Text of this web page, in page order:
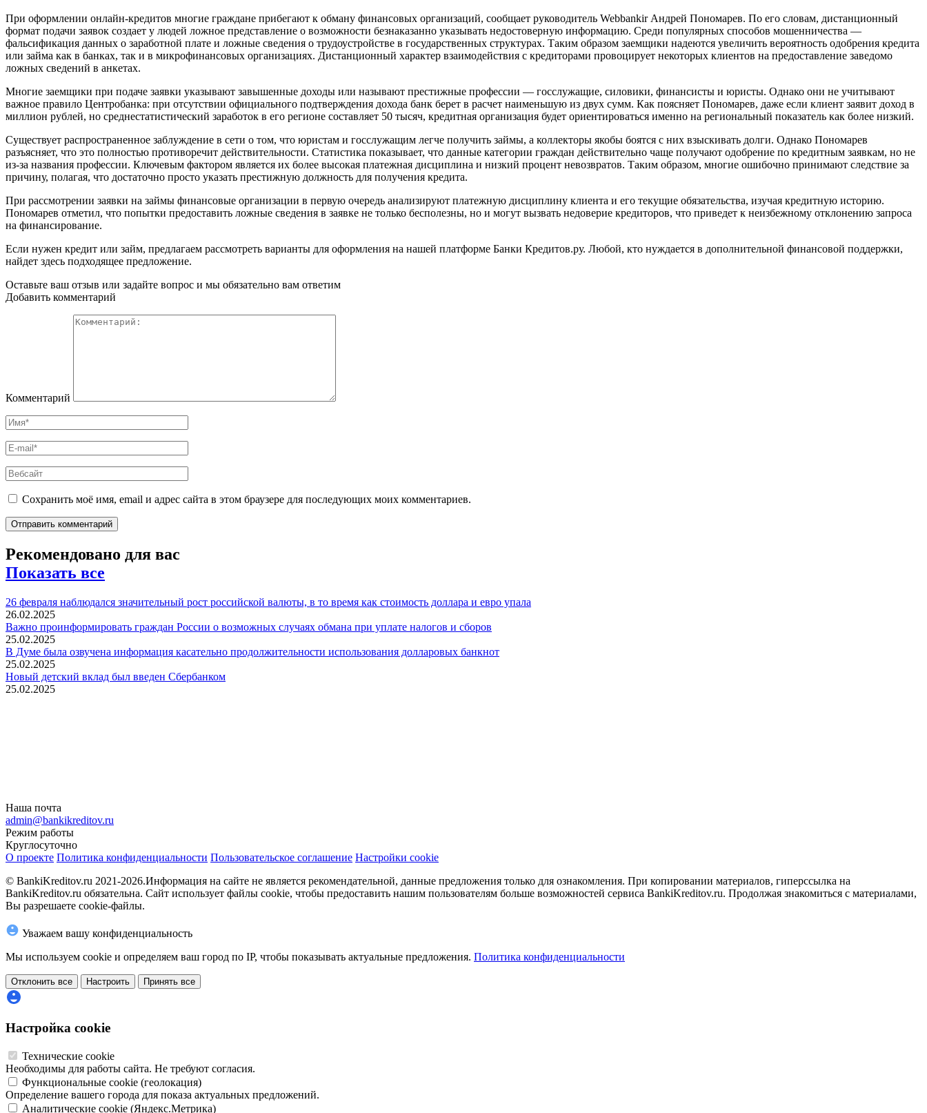
При оформлении онлайн-кредитов многие граждане прибегают к обману финансовых организаций, сообщает руководитель Webbankir Андрей Пономарев. По его словам, дистанционный
формат подачи заявок создает у людей ложное представление о возможности безнаказанно указывать недостоверную информацию. Среди популярных способов мошенничества —
фальсификация данных о заработной плате и ложные сведения о трудоустройстве в государственных структурах. Таким образом заемщики надеются увеличить вероятность одобрения кредита
или займа как в банках, так и в микрофинансовых организациях. Дистанционный характер взаимодействия с кредиторами провоцирует некоторых клиентов на предоставление заведомо
ложных сведений в анкетах.
Многие заемщики при подаче заявки указывают завышенные доходы или называют престижные профессии — госслужащие, силовики, финансисты и юристы. Однако они не учитывают
важное правило Центробанка: при отсутствии официального подтверждения дохода банк берет в расчет наименьшую из двух сумм. Как поясняет Пономарев, даже если клиент заявит доход в
миллион рублей, но среднестатистический заработок в его регионе составляет 50 тысяч, кредитная организация будет ориентироваться именно на региональный показатель как более низкий.
Существует распространенное заблуждение в сети о том, что юристам и госслужащим легче получить займы, а коллекторы якобы боятся с них взыскивать долги. Однако Пономарев
разъясняет, что это полностью противоречит действительности. Статистика показывает, что данные категории граждан действительно чаще получают одобрение по кредитным заявкам, но не
из-за названия профессии. Ключевым фактором является их более высокая платежная дисциплина и низкий процент невозвратов. Таким образом, многие ошибочно принимают следствие за
причину, полагая, что достаточно просто указать престижную должность для получения кредита.
При рассмотрении заявки на займы финансовые организации в первую очередь анализируют платежную дисциплину клиента и его текущие обязательства, изучая кредитную историю.
Пономарев отметил, что попытки предоставить ложные сведения в заявке не только бесполезны, но и могут вызвать недоверие кредиторов, что приведет к неизбежному отклонению запроса
на финансирование.
Если нужен кредит или займ, предлагаем рассмотреть варианты для оформления на нашей платформе Банки Кредитов.ру. Любой, кто нуждается в дополнительной финансовой поддержки,
найдет здесь подходящее предложение.
Оставьте ваш отзыв или задайте вопрос и мы обязательно вам ответим
Добавить комментарий
Комментарий
Сохранить моё имя, email и адрес сайта в этом браузере для последующих моих комментариев.
Рекомендовано для вас
Показать все
26 февраля наблюдался значительный рост российской валюты, в то время как стоимость доллара и евро упала
26.02.2025
Важно проинформировать граждан России о возможных случаях обмана при уплате налогов и сборов
25.02.2025
В Думе была озвучена информация касательно продолжительности использования долларовых банкнот
25.02.2025
Новый детский вклад был введен Сбербанком
25.02.2025
Наша почта
admin@bankikreditov.ru
Режим работы
Круглосуточно
О проекте Политика конфиденциальности Пользовательское соглашение Настройки cookie
© BankiKreditov.ru 2021-2026.Информация на сайте не является рекомендательной, данные предложения только для ознакомления. При копировании материалов, гиперссылка на
BankiKreditov.ru обязательна. Сайт использует файлы cookie, чтобы предоставить нашим пользователям больше возможностей сервиса BankiKreditov.ru. Продолжая знакомиться с материалами,
Вы разрешаете cookie-файлы.
Уважаем вашу конфиденциальность
Мы используем cookie и определяем ваш город по IP, чтобы показывать актуальные предложения. Политика конфиденциальности
Отклонить все Настроить Принять все
Настройка cookie
Технические cookie
Необходимы для работы сайта. Не требуют согласия.
Функциональные cookie (геолокация)
Определение вашего города для показа актуальных предложений.
Аналитические cookie (Яндекс.Метрика)